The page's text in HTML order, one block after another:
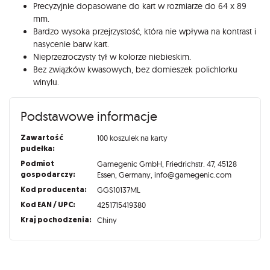
Precyzyjnie dopasowane do kart w rozmiarze do 64 x 89
mm.
Bardzo wysoka przejrzystość, która nie wpływa na kontrast i
nasycenie barw kart.
Nieprzezroczysty tył w kolorze niebieskim.
Bez związków kwasowych, bez domieszek polichlorku
winylu.
Podstawowe informacje
Zawartość
pudełka:
100 koszulek na karty
Podmiot
gospodarczy:
Gamegenic GmbH, Friedrichstr. 47, 45128
Essen, Germany, info@gamegenic.com
Kod producenta: GGS10137ML
Kod EAN / UPC: 4251715419380
Kraj pochodzenia: Chiny